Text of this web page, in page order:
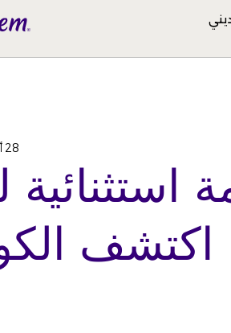
28 أغسطس 2025
اكتشف